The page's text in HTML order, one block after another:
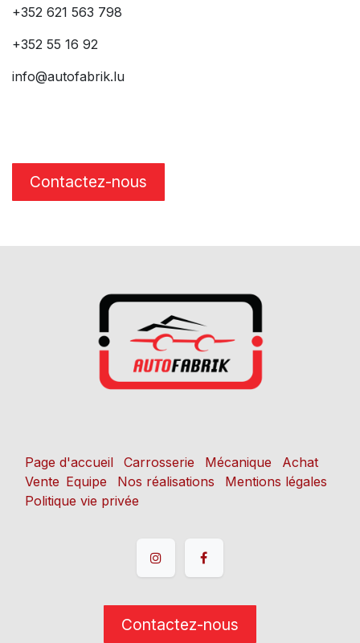
+352 621 563 798
+352 55 16 92
info@autofabrik.lu
Contactez-nous
Page d'accueil Carrosserie Mécanique
Achat
Vente Equipe Nos réalisations
Mentions légales
Politique vie privée
Contactez-nous